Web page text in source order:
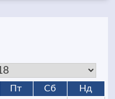
Пт Сб Нд